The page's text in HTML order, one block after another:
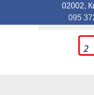
02002,
095